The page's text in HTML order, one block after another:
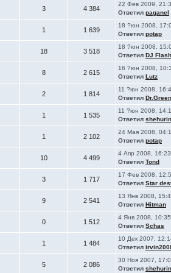
3 4 384
22 Фев 2009,
Ответил paganel
1 1 639
18 ?юн 2008,
Ответил potap
18 3 518
18 ?юн 2008,
Ответил DJ
8 2 615
16 ?юн 2008,
Ответил Lutz
2 1 814
11 ?юн 2008,
Ответил
1 1 535
11 ?юн 2008,
Ответил shehurin
1 2 102
24 Мая 2008,
Ответил potap
10 4 499
4 Апр 2008, 16:23
Ответил Tond
3 1 717
17 Фев 2008,
Ответил Star
9 2 541
13 Янв 2008,
Ответил Hitman
0 1 512
4 Янв 2008, 10:35
Ответил Schas
1 1 484
10 Дек 2007,
Ответил
5 2 086
30 Ноя 2007,
Ответил shehurin